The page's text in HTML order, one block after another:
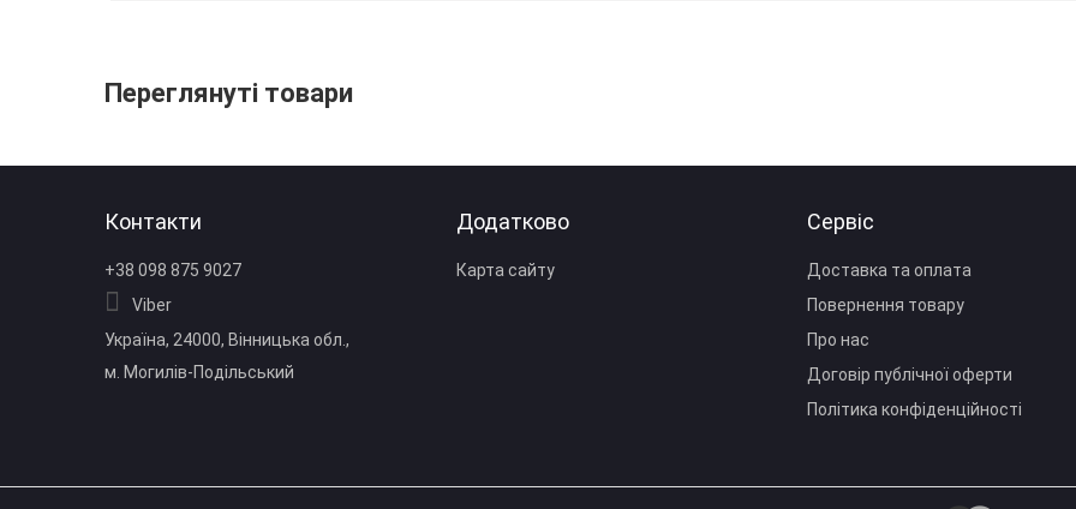
Переглянуті товари
Контакти
+38 098 875 9027
Viber
Україна, 24000, Вінницька обл.,
м. Могилів‑Подільський
Додатково
Карта сайту
Сервіс
Доставка та оплата
Повернення товару
Про нас
Договір публічної оферти
Політика конфіденційності